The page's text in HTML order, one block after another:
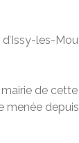
les-
de